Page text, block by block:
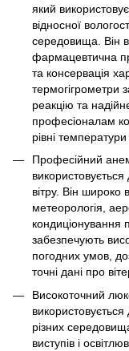
який
відносної
середовища. Він
фармацевтична
та консервація
термогігрометри
реакцію та
професіоналам
рівні температури
Професійний
вітру. Він широко
метеорологія,
кондиціонування
забезпечують
погодних умов,
точні дані про
Високоточний
використовується
різних
виступів і